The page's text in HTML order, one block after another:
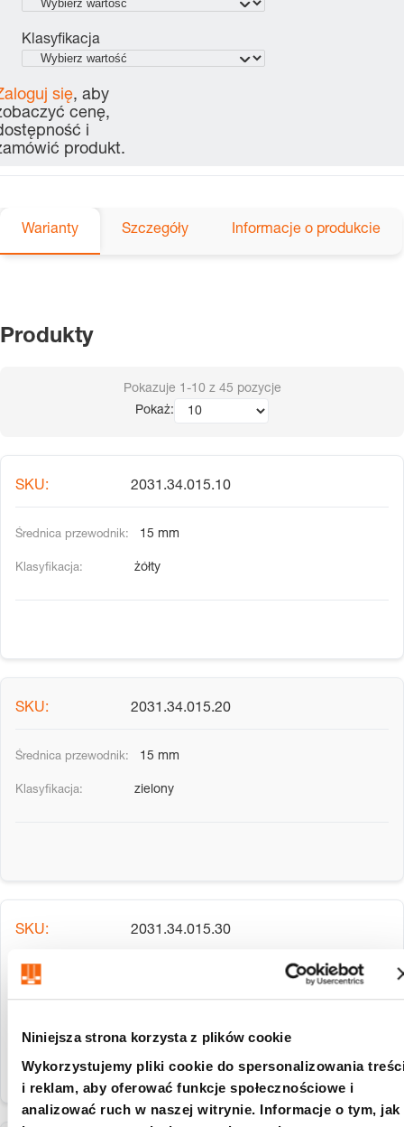
Niniejsza strona korzysta z plików cookie
Wykorzystujemy pliki cookie do spersonalizowania
i reklam, aby oferować funkcje społecznościowe i
analizować ruch w naszej witrynie. Informacje o tym, jak
Klasyfikacja
się, aby
cenę,
i
produkt.
Warianty Szczegóły Informacje o produkcie
Produkty
Pokazuje 1-10 z 45 pozycje
Pokaż:
2031.34.015.10
15 mm
żółty
2031.34.015.20
15 mm
zielony
2031.34.015.30